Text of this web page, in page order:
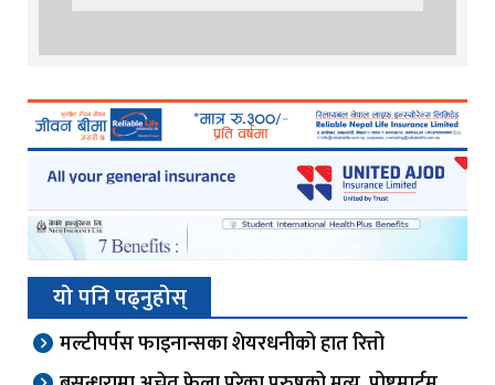
यो पनि पढ्नुहोस्
मल्टीपर्पस फाइनान्सका शेयरधनीको हात रित्तो